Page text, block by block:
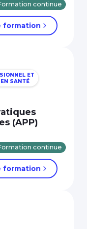
continue
formation
ET
SANTÉ
(APP)
continue
formation